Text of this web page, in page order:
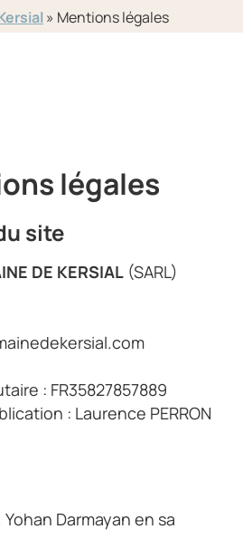
» Mentions légales
légales
site
DE KERSIAL (SARL)
: FR35827857889
: Laurence PERRON
Darmayan en sa